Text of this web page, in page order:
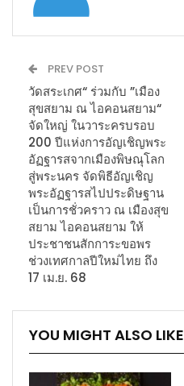
PREV POST
วัดสระเกศ“ ร่วมกับ ”เมือง
สุขสยาม ณ ไอคอนสยาม“
จัดใหญ่ ในวาระครบรอบ
200 ปีแห่งการอัญเชิญพระ
อัฏฐารสจากเมืองพิษณุโลก
สู่พระนคร จัดพิธีอัญเชิญ
พระอัฏฐารสไปประดิษฐาน
เป็นการชั่วคราว ณ เมืองสุข
สยาม ไอคอนสยาม ให้
ประชาชนสักการะขอพร
ช่วงเทศกาลปีใหม่ไทย ถึง
17 เม.ย. 68
YOU MIGHT ALSO LIKE